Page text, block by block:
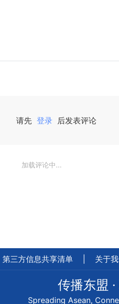
请先 登录 后发表评论
加载评论中...
第三方信息共享清单 关于
传播东盟
Spreading Asean,